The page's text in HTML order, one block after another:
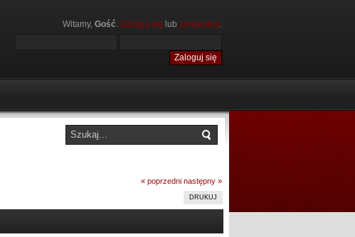
Witamy, Gość. Zaloguj się lub zarejestruj.
« poprzedni następny »
DRUKUJ